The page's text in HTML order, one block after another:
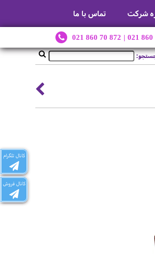
شرکت تماس با ما
021 860 70 872 | 021 860
کانال تلگرام
کانال فروش